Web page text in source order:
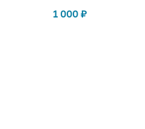
1 000 ₽